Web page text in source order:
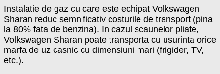
Instalatie de gaz cu care este echipat Volkswagen
Sharan reduc semnificativ costurile de transport (pina
la 80% fata de benzina). In cazul scaunelor pliate,
Volkswagen Sharan poate transporta cu usurinta orice
marfa de uz casnic cu dimensiuni mari (frigider, TV,
etc.).